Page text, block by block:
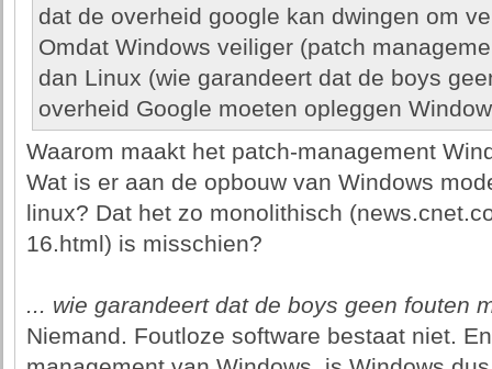
dat de overheid google kan dwingen om
Omdat Windows veiliger (patch
dan Linux (wie garandeert dat de boys
overheid Google moeten opleggen
Waarom maakt het patch-management
Wat is er aan de opbouw van Windows
linux? Dat het zo monolithisch
16.html) is misschien?
... wie garandeert dat de boys geen fouten
Niemand. Foutloze software bestaat niet.